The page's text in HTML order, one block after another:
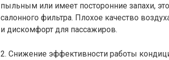
пыльным или имеет посторонние запахи,
салонного фильтра. Плохое качество
и дискомфорт для пассажиров.
2. Снижение эффективности работы